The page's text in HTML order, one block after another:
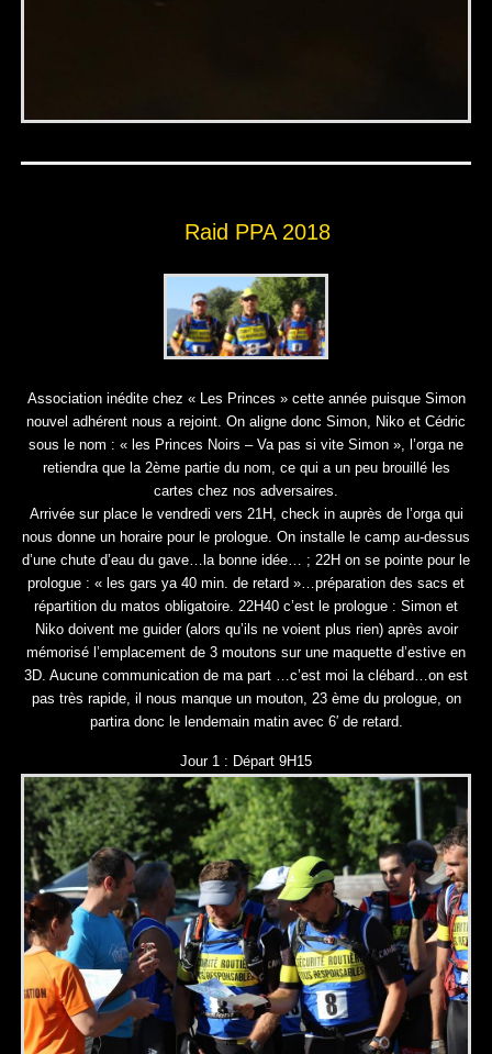
Raid PPA 2018
Association inédite chez « Les Princes » cette année puisque Simon
nouvel adhérent nous a rejoint. On aligne donc Simon, Niko et Cédric
sous le nom : « les Princes Noirs – Va pas si vite Simon », l’orga ne
retiendra que la 2ème partie du nom, ce qui a un peu brouillé les
cartes chez nos adversaires.
Arrivée sur place le vendredi vers 21H, check in auprès de l’orga qui
nous donne un horaire pour le prologue. On installe le camp au-dessus
d’une chute d’eau du gave…la bonne idée… ; 22H on se pointe pour le
prologue : « les gars ya 40 min. de retard »…préparation des sacs et
répartition du matos obligatoire. 22H40 c’est le prologue : Simon et
Niko doivent me guider (alors qu’ils ne voient plus rien) après avoir
mémorisé l’emplacement de 3 moutons sur une maquette d’estive en
3D. Aucune communication de ma part …c’est moi la clébard…on est
pas très rapide, il nous manque un mouton, 23 ème du prologue, on
partira donc le lendemain matin avec 6′ de retard.
Jour 1 : Départ 9H15